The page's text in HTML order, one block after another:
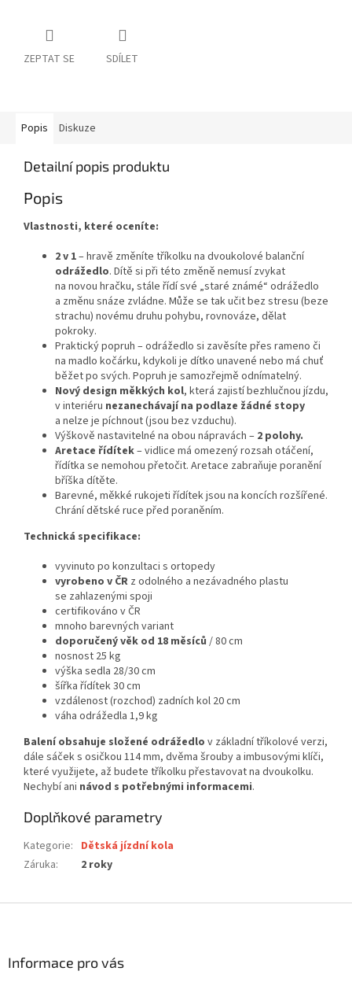
ZEPTAT SE SDÍLET
Popis Diskuze
Detailní popis produktu
Popis
Vlastnosti, které oceníte:
2 v 1– hravě změníte tříkolku na dvoukolové balanční
odrážedlo. Dítě si při této změně nemusí zvykat
na novou hračku, stále řídí své „staré známé“ odrážedlo
a změnu snáze zvládne. Může se tak učit bez stresu (beze
strachu) novému druhu pohybu, rovnováze, dělat
pokroky.
Praktický popruh – odrážedlo si zavěsíte přes rameno či
na madlo kočárku, kdykoli je dítko unavené nebo má chuť
běžet po svých. Popruh je samozřejmě odnímatelný.
Nový design měkkých kol, která zajistí bezhlučnou jízdu,
v interiéru nezanechávají na podlaze žádné stopy
a nelze je píchnout (jsou bez vzduchu).
Výškově nastavitelné na obou nápravách – 2 polohy.
Aretace řídítek– vidlice má omezený rozsah otáčení,
řídítka se nemohou přetočit. Aretace zabraňuje poranění
bříška dítěte.
Barevné, měkké rukojeti řídítek jsou na koncích rozšířené.
Chrání dětské ruce před poraněním.
Technická specifikace:
vyvinuto po konzultaci s ortopedy
vyrobeno v ČR z odolného a nezávadného plastu
se zahlazenými spoji
certifikováno v ČR
mnoho barevných variant
doporučený věk od 18 měsíců / 80 cm
nosnost 25 kg
výška sedla 28/30 cm
šířka řídítek 30 cm
vzdálenost (rozchod) zadních kol 20 cm
váha odrážedla 1,9 kg
Balení obsahuje složené odrážedlo v základní tříkolové verzi,
dále sáček s osičkou 114 mm, dvěma šrouby a imbusovými klíči,
které využijete, až budete tříkolku přestavovat na dvoukolku.
Nechybí ani návod s potřebnými informacemi.
Doplňkové parametry
Kategorie: Dětská jízdní kola
Záruka: 2 roky
Informace pro vás